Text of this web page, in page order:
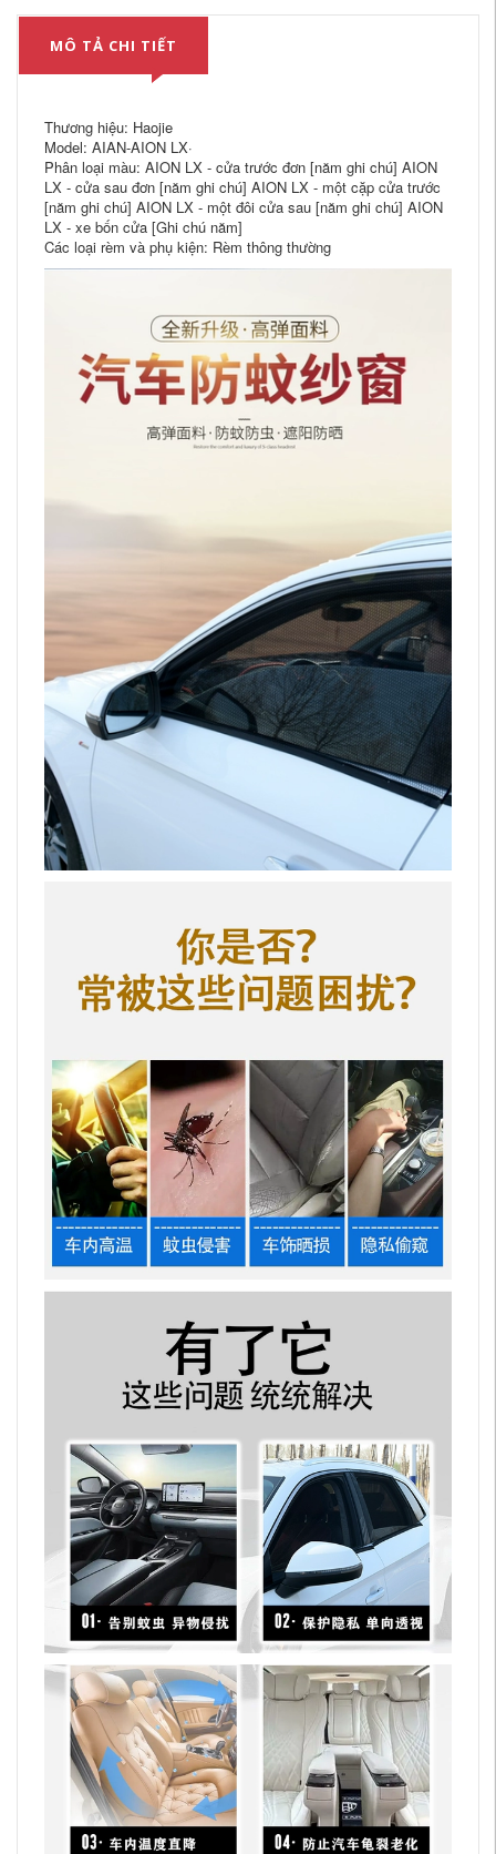
MÔ TẢ CHI TIẾT
Thương hiệu: Haojie
Model: AIAN-AION LX·
Phân loại màu: AION LX - cửa trước đơn [năm ghi chú] AION
LX - cửa sau đơn [năm ghi chú] AION LX - một cặp cửa trước
[năm ghi chú] AION LX - một đôi cửa sau [năm ghi chú] AION
LX - xe bốn cửa [Ghi chú năm]
Các loại rèm và phụ kiện: Rèm thông thường